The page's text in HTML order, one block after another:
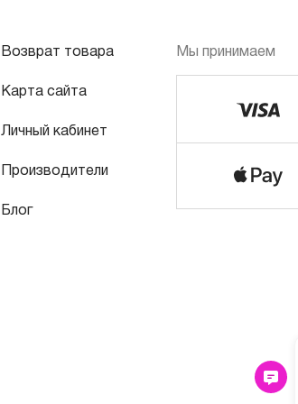
Возврат товара
Карта сайта
Личный кабинет
Производители
Блог
Мы принимаем